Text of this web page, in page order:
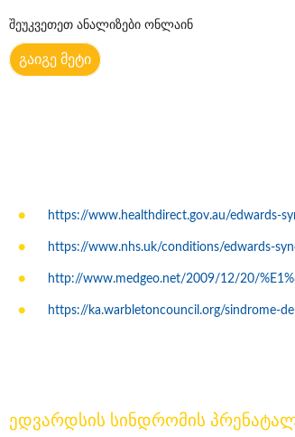
შეუკვეთეთ ანალიზები ონლაინ
გაიგე მეტი
https://www.healthdirect.gov.au/edwards-
https://www.nhs.uk/conditions/edwards-
http://www.medgeo.net/2009/12/20/
https://ka.warbletoncouncil.org/sindrome-
ედვარდსის სინდრომის